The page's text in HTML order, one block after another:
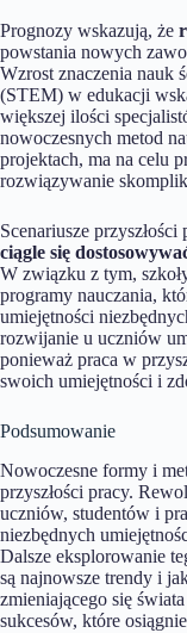
Prognozy wskazują, że
powstania nowych
Wzrost znaczenia nauk
(STEM) w edukacji
większej ilości
nowoczesnych metod
projektach, ma na celu
rozwiązywanie
Scenariusze przyszłości
ciągle się
W związku z tym,
programy nauczania,
umiejętności
rozwijanie u uczniów
ponieważ praca w
swoich umiejętności i
Podsumowanie
Nowoczesne formy i
przyszłości pracy.
uczniów, studentów i
niezbędnych
Dalsze eksplorowanie
są najnowsze trendy i
zmieniającego się
sukcesów, które